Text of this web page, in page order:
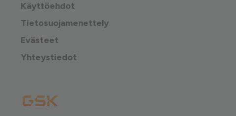
Käyttöehdot
Tietosuojamenettely
Evästeet
Yhteystiedot